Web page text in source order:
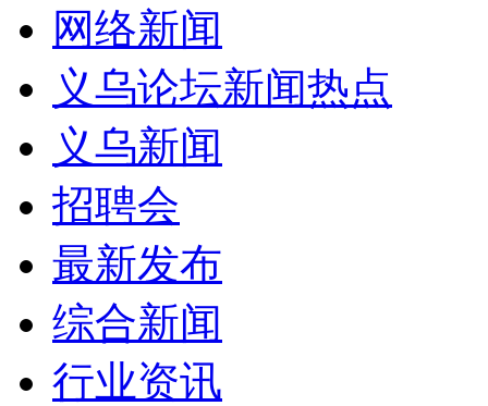
网络新闻
义乌论坛新闻热点
义乌新闻
招聘会
最新发布
综合新闻
行业资讯